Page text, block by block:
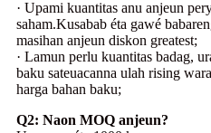
· Upami kuantitas anu anjeun
saham.Kusabab éta gawé
masihan anjeun diskon greatest;
· Lamun perlu kuantitas badag,
baku sateuacanna ulah rising
harga bahan baku;
Q2: Naon MOQ anjeun?